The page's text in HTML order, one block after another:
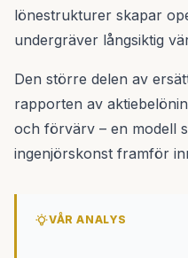
lönestrukturer skapar
undergräver långsiktig
Den större delen av
rapporten av
och förvärv – en modell
ingenjörskonst framför
VÅR ANALYS